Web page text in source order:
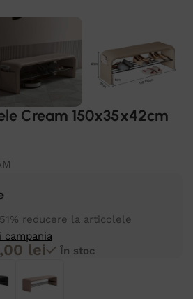
Cream 150x35x42cm
reducere la articolele
campania
lei În stoc